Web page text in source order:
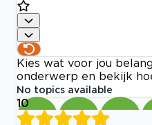
Kies wat voor jou
onderwerp en bekijk
No topics available
10